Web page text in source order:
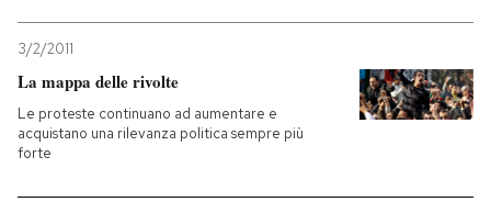
3/2/2011
La mappa delle rivolte
Le proteste continuano ad aumentare e
acquistano una rilevanza politica sempre più
forte